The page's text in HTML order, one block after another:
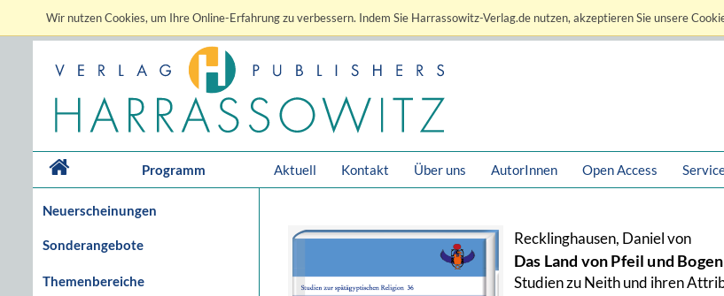
Wir nutzen Cookies, um Ihre Online-Erfahrung zu verbessern. Indem Sie Harrassowitz-Verlag.de nutzen, akzeptieren Sie unsere
Programm Aktuell Kontakt Über uns AutorInnen Open Access
Neuerscheinungen
Sonderangebote
Themenbereiche
Recklinghausen, Daniel von
Das Land von Pfeil und Bogen
Studien zu Neith und ihren